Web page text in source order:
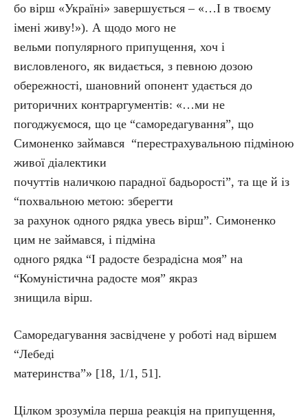
бо вірш «Україні» завершується – «…І в твоєму
імені живу!»). А щодо мого не
вельми популярного припущення, хоч і
висловленого, як видається, з певною дозою
обережності, шановний опонент удається до
риторичних контраргументів: «…ми не
погоджуємося, що це “саморедагування”, що
Симоненко займався “перестрахувальною підміною
живої діалектики
почуттів наличкою парадної бадьорості”, та ще й із
“похвальною метою: зберегти
за рахунок одного рядка увесь вірш”. Симоненко
цим не займався, і підміна
одного рядка “І радосте безрадісна моя” на
“Комуністична радосте моя” якраз
знищила вірш.
Саморедагування засвідчене у роботі над віршем
“Лебеді
материнства”» [18, 1/1, 51].
Цілком зрозуміла перша реакція на припущення,